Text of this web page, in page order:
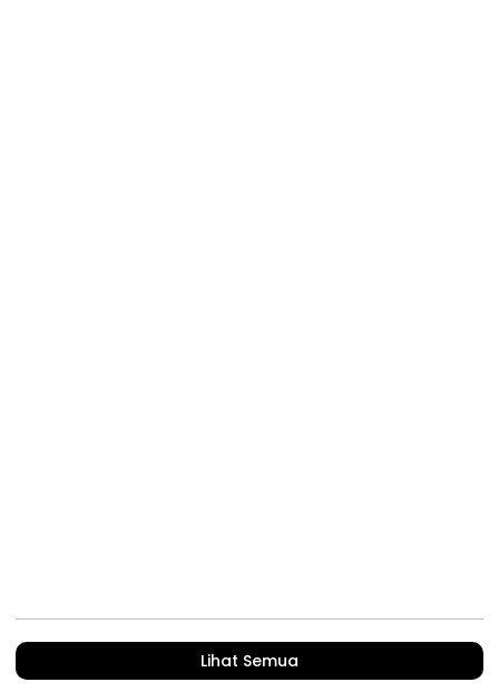
Lihat Semua